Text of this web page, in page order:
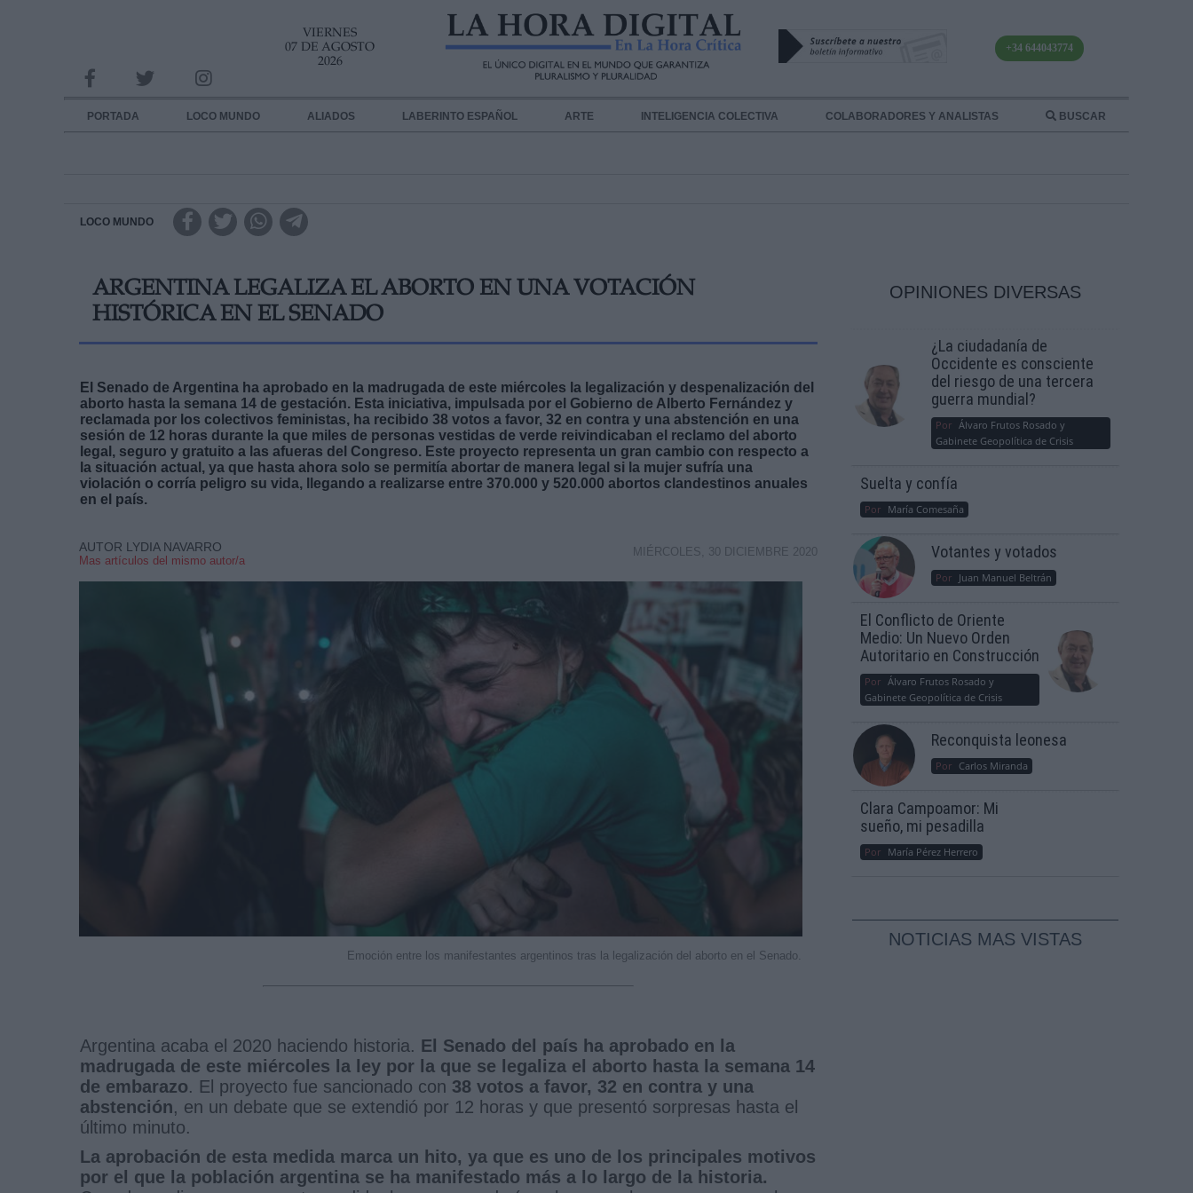
VIERNES
07 DE AGOSTO
2026
+34 644043774
PORTADA LOCO MUNDO ALIADOS LABERINTO ESPAÑOL ARTE INTELIGENCIA COLECTIVA COLABORADORES Y ANALISTAS BUSCAR
LOCO MUNDO
ARGENTINA LEGALIZA EL ABORTO EN UNA VOTACIÓN
HISTÓRICA EN EL SENADO
El Senado de Argentina ha aprobado en la madrugada de este miércoles la legalización y despenalización del
aborto hasta la semana 14 de gestación. Esta iniciativa, impulsada por el Gobierno de Alberto Fernández y
reclamada por los colectivos feministas, ha recibido 38 votos a favor, 32 en contra y una abstención en una
sesión de 12 horas durante la que miles de personas vestidas de verde reivindicaban el reclamo del aborto
legal, seguro y gratuito a las afueras del Congreso. Este proyecto representa un gran cambio con respecto a
la situación actual, ya que hasta ahora solo se permitía abortar de manera legal si la mujer sufría una
violación o corría peligro su vida, llegando a realizarse entre 370.000 y 520.000 abortos clandestinos anuales
en el país.
AUTOR LYDIA NAVARRO
Mas artículos del mismo autor/a
MIÉRCOLES, 30 DICIEMBRE 2020
Emoción entre los manifestantes argentinos tras la legalización del aborto en el Senado.
Argentina acaba el 2020 haciendo historia. El Senado del país ha aprobado en la
madrugada de este miércoles la ley por la que se legaliza el aborto hasta la semana 14
de embarazo. El proyecto fue sancionado con 38 votos a favor, 32 en contra y una
abstención, en un debate que se extendió por 12 horas y que presentó sorpresas hasta el
último minuto.
La aprobación de esta medida marca un hito, ya que es uno de los principales motivos
por el que la población argentina se ha manifestado más a lo largo de la historia.
OPINIONES DIVERSAS
¿La ciudadanía de
Occidente es consciente
del riesgo de una tercera
guerra mundial?
Por Álvaro Frutos Rosado y
Gabinete Geopolítica de Crisis
Suelta y confía
Por María Comesaña
Votantes y votados
Por Juan Manuel Beltrán
El Conflicto de Oriente
Medio: Un Nuevo Orden
Autoritario en Construcción
Por Álvaro Frutos Rosado y
Gabinete Geopolítica de Crisis
Reconquista leonesa
Por Carlos Miranda
Clara Campoamor: Mi
sueño, mi pesadilla
Por María Pérez Herrero
NOTICIAS MAS VISTAS
INFORMACION SOBRE LA PROTECCIÓN DE TUS DATOS
Responsable:
Destinatarios:
link
Información adicional
link